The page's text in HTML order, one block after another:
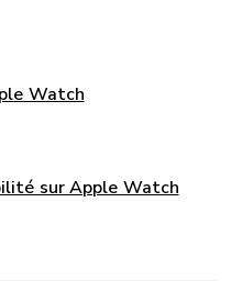
Watch
sur Apple Watch